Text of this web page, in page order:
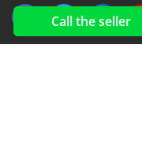
Call the seller